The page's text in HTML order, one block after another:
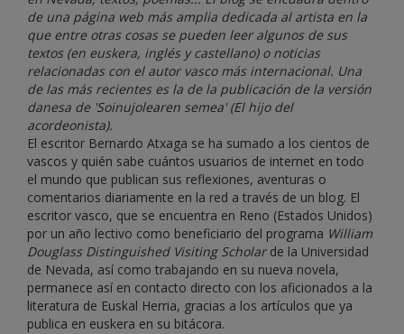
de una página web más amplia dedicada al artista en la
que entre otras cosas se pueden leer algunos de sus
textos (en euskera, inglés y castellano) o noticias
relacionadas con el autor vasco más internacional. Una
de las más recientes es la de la publicación de la versión
danesa de 'Soinujolearen semea' (El hijo del
acordeonista).
El escritor Bernardo Atxaga se ha sumado a los cientos de
vascos y quién sabe cuántos usuarios de internet en todo
el mundo que publican sus reflexiones, aventuras o
comentarios diariamente en la red a través de un blog. El
escritor vasco, que se encuentra en Reno (Estados Unidos)
por un año lectivo como beneficiario del programa William
Douglass Distinguished Visiting Scholarde la Universidad
de Nevada, así como trabajando en su nueva novela,
permanece así en contacto directo con los aficionados a la
literatura de Euskal Herria, gracias a los artículos que ya
publica en euskera en su bitácora.